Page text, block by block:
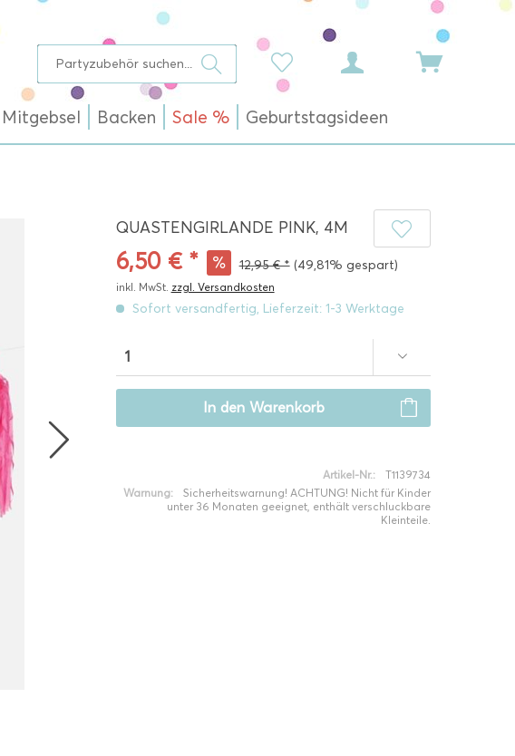
Mitgebsel Backen Sale % Geburtstagsideen
QUASTENGIRLANDE PINK, 4M
6,50 € * 12,95 € * (49,81% gespart)
inkl. MwSt. zzgl. Versandkosten
Sofort versandfertig, Lieferzeit: 1-3 Werktage
In den Warenkorb
Artikel-Nr.:
T1139734
Warnung:
Sicherheitswarnung! ACHTUNG! Nicht für Kinder
unter 36 Monaten geeignet, enthält verschluckbare
Kleinteile.